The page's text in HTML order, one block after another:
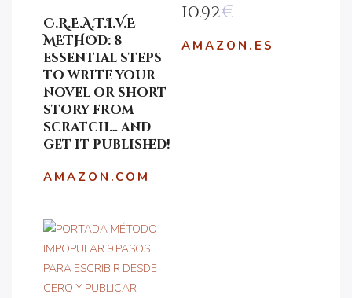
C.R.E.A.T.I.V.E
METHOD: 8
essential steps
to write your
novel or short
story from
scratch… and
get it published!
AMAZON.COM
10.92€
AMAZON.ES